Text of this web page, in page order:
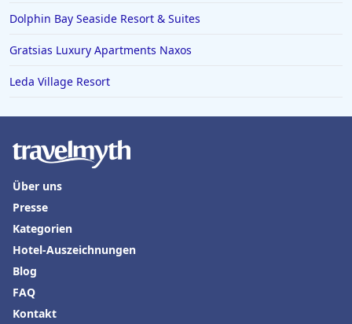
Dolphin Bay Seaside Resort & Suites
Gratsias Luxury Apartments Naxos
Leda Village Resort
Über uns
Presse
Kategorien
Hotel-Auszeichnungen
Blog
FAQ
Kontakt